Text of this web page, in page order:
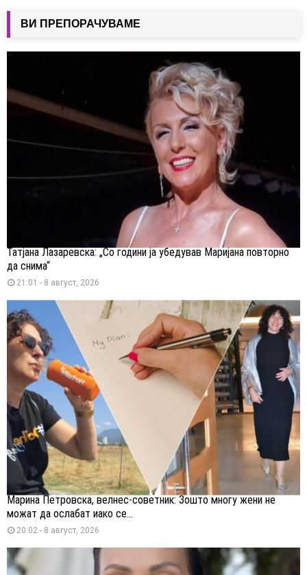
ВИ ПРЕПОРАЧУВАМЕ
Татјана Лазаревска: „Со години ја убедував Маријана повторно
да снима“
21:01 - 8 август, 2026
Марина Петровска, велнес-советник: Зошто многу жени не
можат да ослабат иако се...
20:02 - 8 август, 2026